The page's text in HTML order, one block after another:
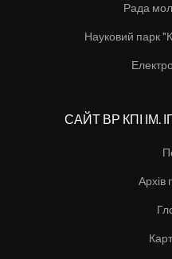
Рада
Науковий парк
САЙТ ВР КПІ ІМ.
Архів